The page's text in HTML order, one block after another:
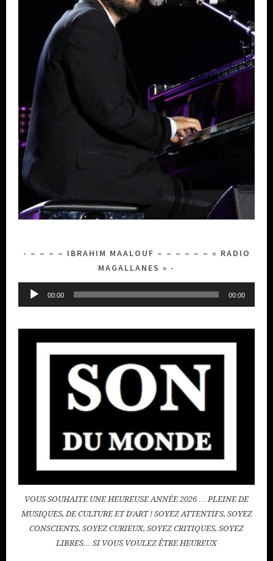
– – – – IBRAHIM MAALOUF – – – – – – « RADIO
MAGALLANES »
Lecteur
00:00 00:00
VOUS SOUHAITE UNE HEUREUSE ANNÉE 2026 … PLEINE DE
MUSIQUES, DE CULTURE ET D'ART ! SOYEZ ATTENTIFS, SOYEZ
CONSCIENTS, SOYEZ CURIEUX, SOYEZ CRITIQUES, SOYEZ
LIBRES… SI VOUS VOULEZ ÊTRE HEUREUX